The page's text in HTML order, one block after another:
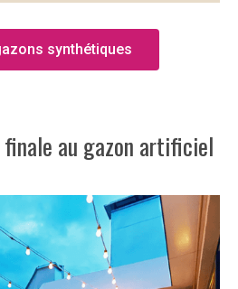
synthétiques
au gazon artificiel